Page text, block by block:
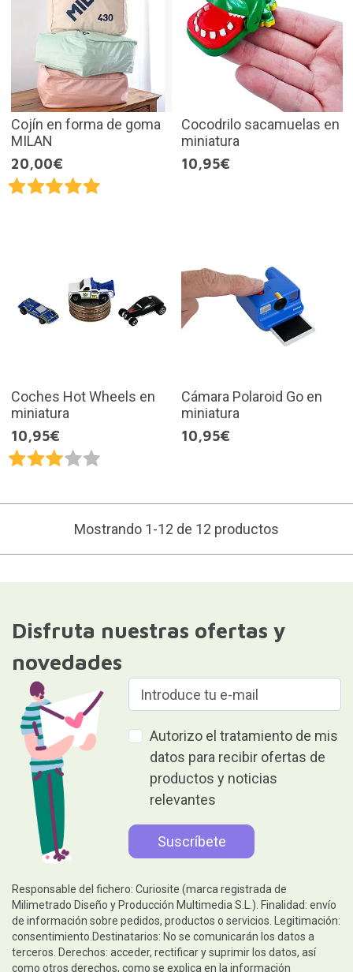
Cojín en forma de goma
MILAN
20,00€
Cocodrilo sacamuelas en
miniatura
10,95€
Coches Hot Wheels en
miniatura
10,95€
Cámara Polaroid Go en
miniatura
10,95€
Mostrando 1-12 de 12 productos
Disfruta nuestras ofertas y
novedades
Autorizo el tratamiento de mis
datos para recibir ofertas de
productos y noticias
relevantes
Responsable del fichero: Curiosite (marca registrada de
Milimetrado Diseño y Producción Multimedia S.L.). Finalidad: envío
de información sobre pedidos, productos o servicios. Legitimación:
consentimiento.Destinatarios: No se comunicarán los datos a
terceros. Derechos: acceder, rectificar y suprimir los datos, así
como otros derechos, como se explica en la información